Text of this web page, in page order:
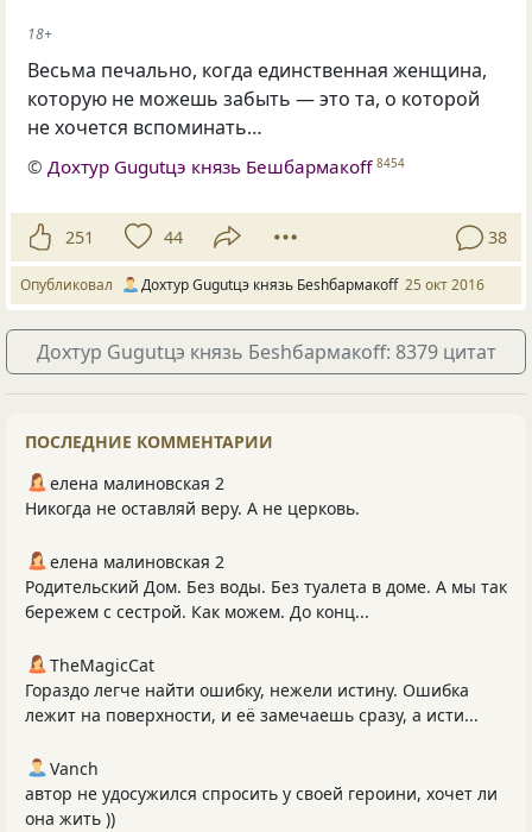
18+
Весьма печально, когда единственная женщина,
которую не можешь забыть — это та, о которой
не хочется вспоминать…
© Дохтур Gugutцэ князь Бешбармакоff 8454
251 44 38
Опубликовал Дохтур Gugutцэ князь Беshбармакоff 25 окт 2016
Дохтур Gugutцэ князь Беshбармакоff: 8379 цитат
ПОСЛЕДНИЕ КОММЕНТАРИИ
елена малиновская 2
Никогда не оставляй веру. А не церковь.
елена малиновская 2
Родительский Дом. Без воды. Без туалета в доме. А мы так
бережем с сестрой. Как можем. До конц...
TheMagicCat
Гораздо легче найти ошибку, нежели истину. Ошибка
лежит на поверхности, и её замечаешь сразу, а исти...
Vanch
автор не удосужился спросить у своей героини, хочет ли
она жить ))